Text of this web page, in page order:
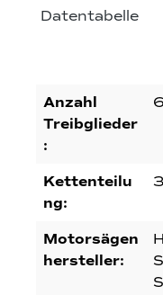
Datentabelle
Anzahl
Treibglieder
:
Kettenteilu
ng:
Motorsägen
hersteller: